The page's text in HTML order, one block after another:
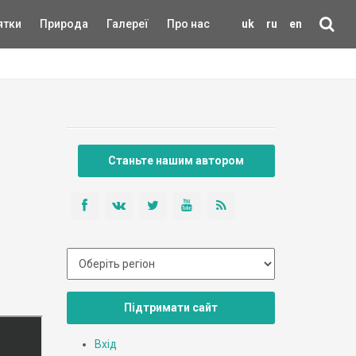
uk ru en
Природа Галереї Про нас
Станьте нашим автором
Підтримати сайт
Вхід